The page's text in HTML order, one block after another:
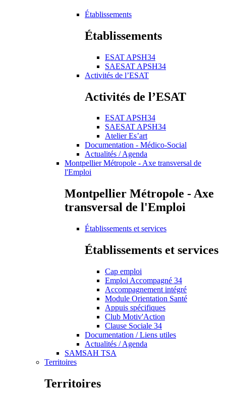
Établissements
Établissements
ESAT APSH34
SAESAT APSH34
Activités de l’ESAT
Activités de l’ESAT
ESAT APSH34
SAESAT APSH34
Atelier Es’art
Documentation - Médico-Social
Actualités / Agenda
Montpellier Métropole - Axe transversal de
l'Emploi
Montpellier Métropole - Axe
transversal de l'Emploi
Établissements et services
Établissements et services
Cap emploi
Emploi Accompagné 34
Accompagnement intégré
Module Orientation Santé
Appuis spécifiques
Club Motiv'Action
Clause Sociale 34
Documentation / Liens utiles
Actualités / Agenda
SAMSAH TSA
Territoires
Territoires